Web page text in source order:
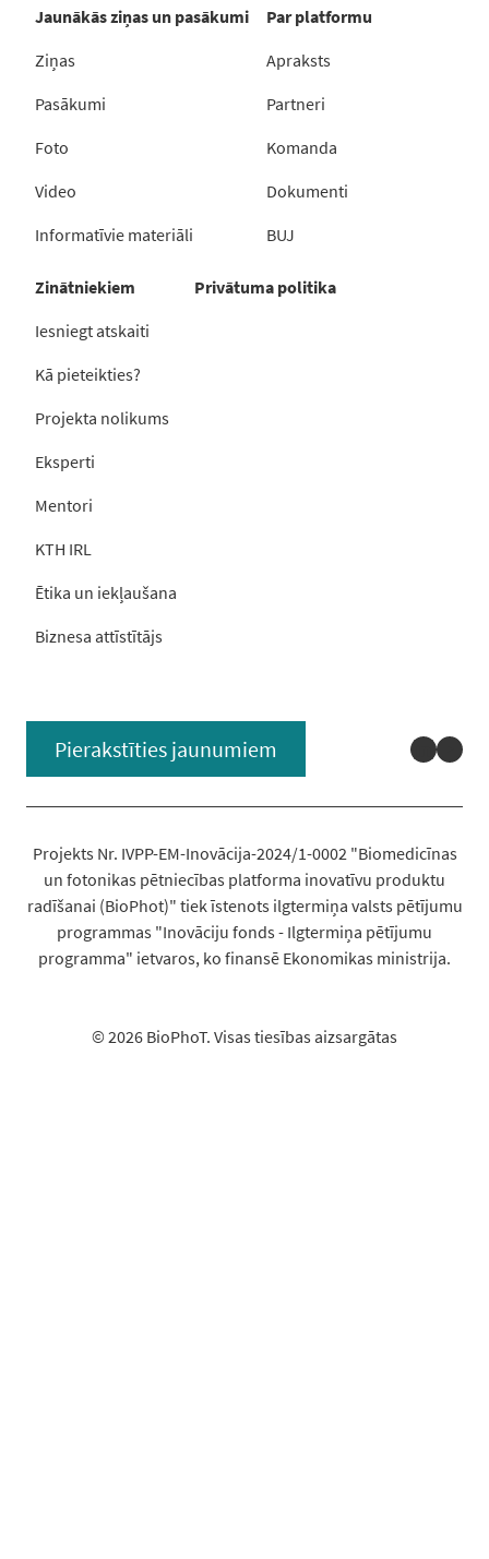
Jaunākās ziņas un pasākumi
Ziņas
Pasākumi
Foto
Video
Informatīvie materiāli
Par platformu
Apraksts
Partneri
Komanda
Dokumenti
BUJ
Zinātniekiem
Iesniegt atskaiti
Kā pieteikties?
Projekta nolikums
Eksperti
Mentori
KTH IRL
Ētika un iekļaušana
Biznesa attīstītājs
Privātuma politika
Pierakstīties jaunumiem
Projekts Nr. IVPP-EM-Inovācija-2024/1-0002 "Biomedicīnas
un fotonikas pētniecības platforma inovatīvu produktu
radīšanai (BioPhot)" tiek īstenots ilgtermiņa valsts pētījumu
programmas "Inovāciju fonds - Ilgtermiņa pētījumu
programma" ietvaros, ko finansē Ekonomikas ministrija.
© 2026 BioPhoT. Visas tiesības aizsargātas